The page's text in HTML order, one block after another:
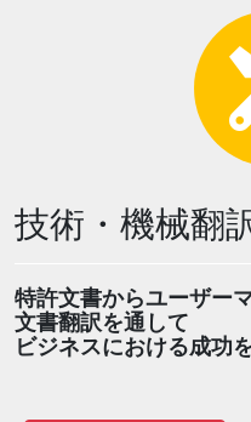
技術・機械翻
特許文書からユーザー
文書翻訳を通して
ビジネスにおける成功